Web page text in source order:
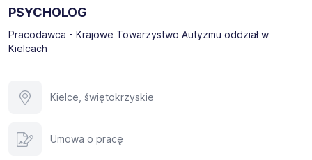
PSYCHOLOG
Pracodawca - Krajowe Towarzystwo Autyzmu oddział w
Kielcach
Kielce, świętokrzyskie
Umowa o pracę